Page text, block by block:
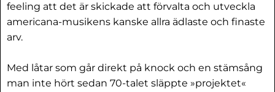
feeling att det är skickade att förvalta och utveckla
americana-musikens kanske allra ädlaste och finaste
arv.
Med låtar som går direkt på knock och en stämsång
man inte hört sedan 70-talet släppte »projektet«